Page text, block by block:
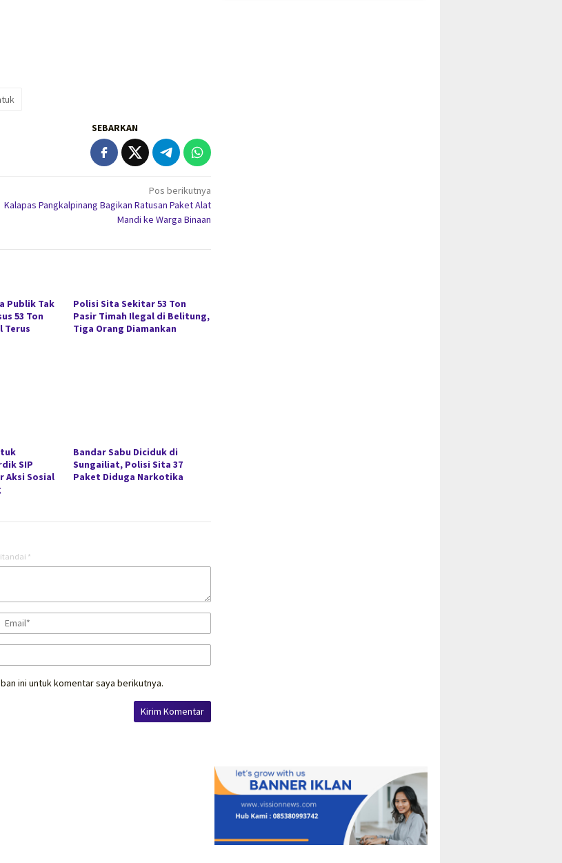
SEBARKAN
Pos berikutnya
Kalapas Pangkalpinang Bagikan Ratusan Paket Alat
Mandi ke Warga Binaan
Publik Tak
53 Ton
Terus
Polisi Sita Sekitar 53 Ton
Pasir Timah Ilegal di Belitung,
Tiga Orang Diamankan
SIP
Aksi Sosial
Bandar Sabu Diciduk di
Sungailiat, Polisi Sita 37
Paket Diduga Narkotika
*
ini untuk komentar saya berikutnya.